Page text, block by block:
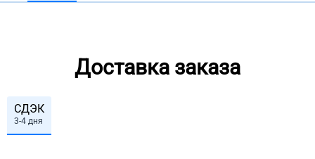
Доставка заказа
СДЭК
3-4 дня